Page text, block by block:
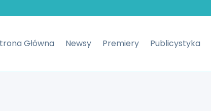
Główna Newsy Premiery Publicystyka